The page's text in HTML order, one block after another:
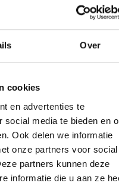
Over
cookies
en advertenties te
social media te bieden en
Ook delen we informatie
onze partners voor social
partners kunnen deze
informatie die u aan ze
huis
Shops
,Campingtafels,
*